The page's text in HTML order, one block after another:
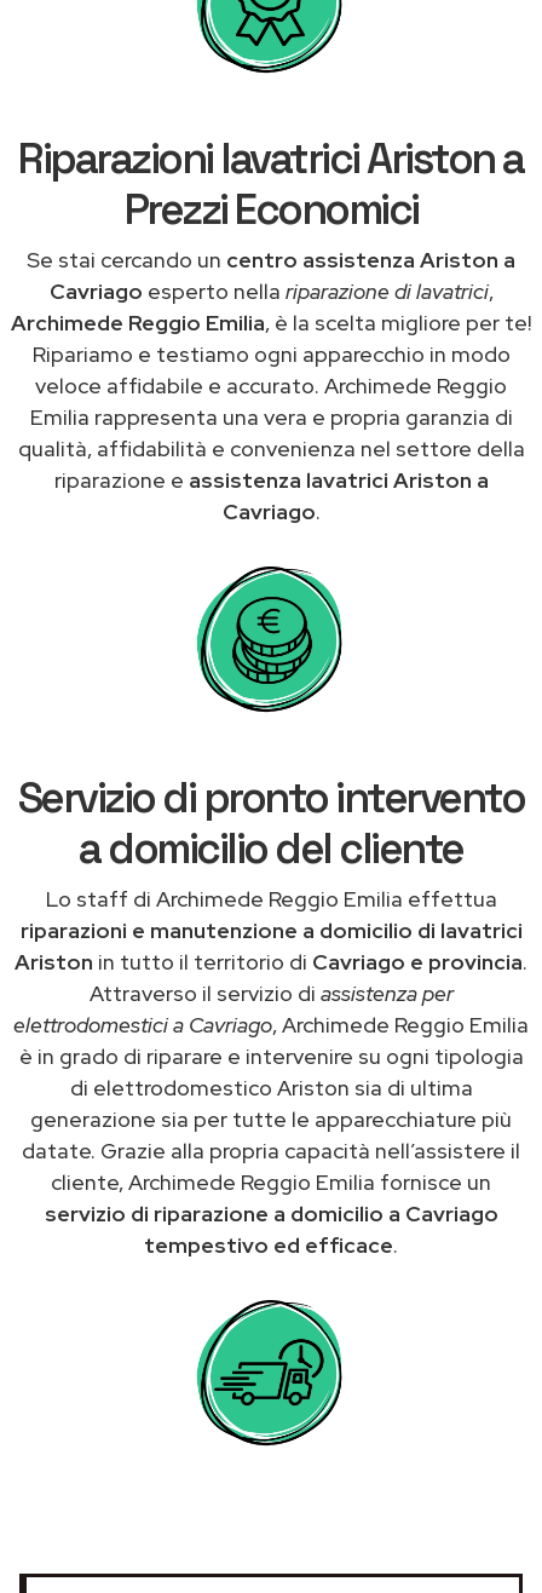
Riparazioni lavatrici Ariston a
Prezzi Economici
Se stai cercando un centro assistenza Ariston a
Cavriago esperto nella riparazione di lavatrici,
Archimede Reggio Emilia, è la scelta migliore per te!
Ripariamo e testiamo ogni apparecchio in modo
veloce affidabile e accurato. Archimede Reggio
Emilia rappresenta una vera e propria garanzia di
qualità, affidabilità e convenienza nel settore della
riparazione e assistenza lavatrici Ariston a
Cavriago.
Servizio di pronto intervento
a domicilio del cliente
Lo staff di Archimede Reggio Emilia effettua
riparazioni e manutenzione a domicilio di lavatrici
Ariston in tutto il territorio di Cavriago e provincia.
Attraverso il servizio di assistenza per
elettrodomestici a Cavriago, Archimede Reggio Emilia
è in grado di riparare e intervenire su ogni tipologia
di elettrodomestico Ariston sia di ultima
generazione sia per tutte le apparecchiature più
datate. Grazie alla propria capacità nell’assistere il
cliente, Archimede Reggio Emilia fornisce un
servizio di riparazione a domicilio a Cavriago
tempestivo ed efficace.